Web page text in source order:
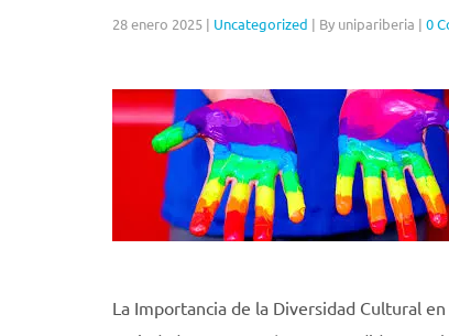
28 enero 2025 | Uncategorized | By unipariberia | 0
La Importancia de la Diversidad Cultural